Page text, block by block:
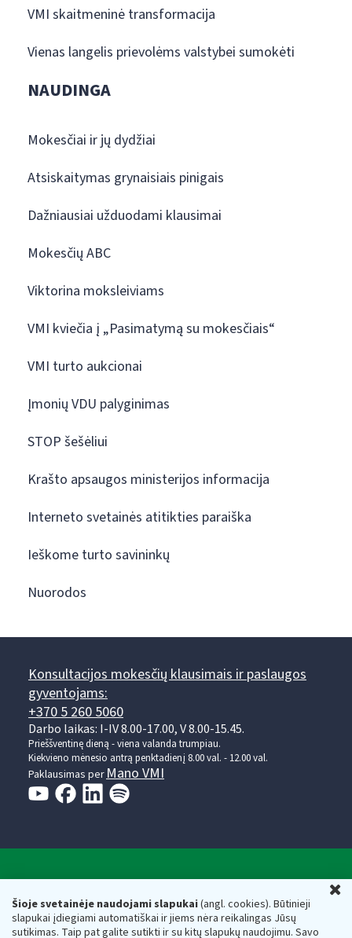
Šioje svetainėje naudojami slapukai(angl. cookies). Būtinieji
slapukai įdiegiami automatiškai ir jiems nėra reikalingas Jūsų
sutikimas. Taip pat galite sutikti ir su kitų slapukų naudojimu. Savo
VMI skaitmeninė transformacija
Vienas langelis prievolėms valstybei sumokėti
NAUDINGA
Mokesčiai ir jų dydžiai
Atsiskaitymas grynaisiais pinigais
Dažniausiai užduodami klausimai
Mokesčių ABC
Viktorina moksleiviams
VMI kviečia į „Pasimatymą su mokesčiais“
VMI turto aukcionai
Įmonių VDU palyginimas
STOP šešėliui
Krašto apsaugos ministerijos informacija
Interneto svetainės atitikties paraiška
Ieškome turto savininkų
Nuorodos
Konsultacijos mokesčių klausimais ir paslaugos
gyventojams:
+370 5 260 5060
Darbo laikas: I-IV 8.00-17.00, V 8.00-15.45.
Prieššventinę dieną - viena valanda trumpiau.
Kiekvieno mėnesio antrą penktadienį 8.00 val. - 12.00 val.
Paklausimas per Mano VMI
Respublikos finansų ministerijos
Biudžetinė įstaiga. Juridinio asmens kodas — 188659752,